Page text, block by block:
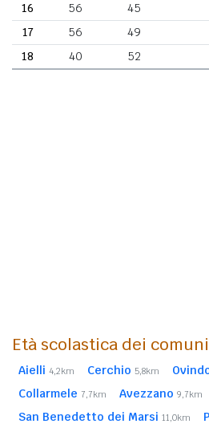
16
56 45
17
56 49
18
40 52
Età scolastica dei
Aielli 4,2km Cerchio 5,8km
Collarmele 7,7km Avezzano 9,7km
San Benedetto dei Marsi 11,0km